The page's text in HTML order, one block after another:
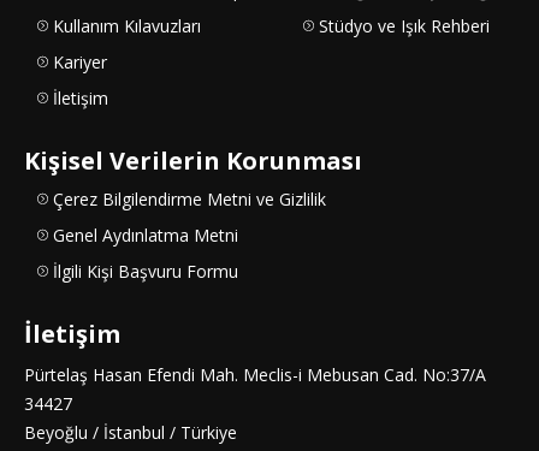
Kullanım Kılavuzları
Kariyer
İletişim
Stüdyo ve Işık Rehberi
Kişisel Verilerin Korunması
Çerez Bilgilendirme Metni ve Gizlilik
Genel Aydınlatma Metni
İlgili Kişi Başvuru Formu
İletişim
Pürtelaş Hasan Efendi Mah. Meclis-i Mebusan Cad. No:37/A
34427
Beyoğlu / İstanbul / Türkiye